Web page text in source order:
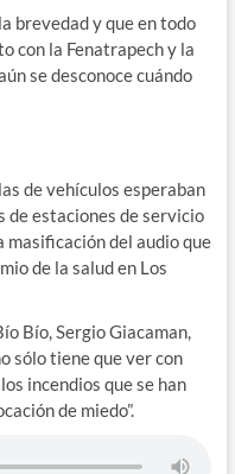
brevedad y que en todo
con la Fenatrapech y la
se desconoce cuándo
de vehículos esperaban
de estaciones de servicio
masificación del audio que
de la salud en Los
Bío, Sergio Giacaman,
sólo tiene que ver con
incendios que se han
de miedo”.